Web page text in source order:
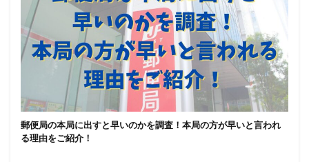
郵便局の本局に出すと早いのかを調査！本局の方が早いと言われ
る理由をご紹介！